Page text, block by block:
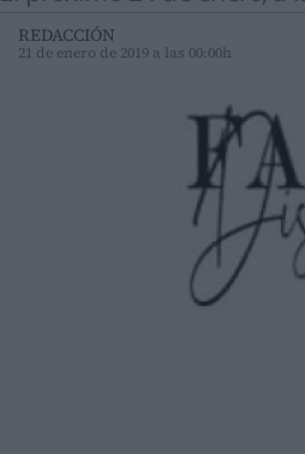
REDACCIÓN
21 de enero de 2019 a las 00:00h